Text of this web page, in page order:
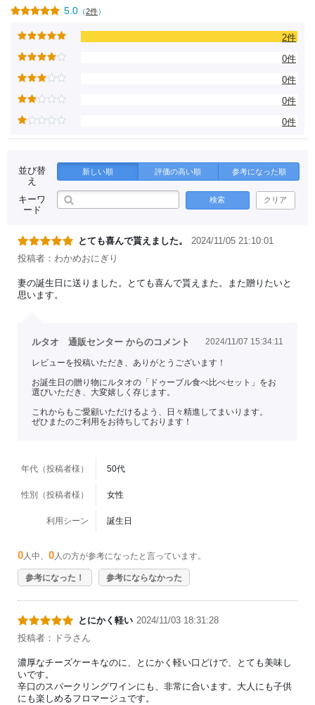
5.0 （2件）
2件
0件
0件
0件
0件
並び替
え
新しい順 評価の高い順 参考になった順
キーワ
ード
検索 クリア
とても喜んで貰えました。
2024/11/05 21:10:01
投稿者：わかめおにぎり
妻の誕生日に送りました。とても喜んで貰えまた。また贈りたいと
思います。
ルタオ 通販センター からのコメント 2024/11/07 15:34:11
レビューを投稿いただき、ありがとうございます！
お誕生日の贈り物にルタオの「ドゥーブル食べ比べセット」をお
選びいただき、大変嬉しく存じます。
これからもご愛顧いただけるよう、日々精進してまいります。
ぜひまたのご利用をお待ちしております！
年代（投稿者様） 50代
性別（投稿者様） 女性
利用シーン 誕生日
0 人中、 0 人の方が参考になったと言っています。
参考になった！ 参考にならなかった
とにかく軽い 2024/11/03 18:31:28
投稿者：ドラさん
濃厚なチーズケーキなのに、とにかく軽い口どけで、とても美味し
いです。
辛口のスパークリングワインにも、非常に合います。大人にも子供
にも楽しめるフロマージュです。